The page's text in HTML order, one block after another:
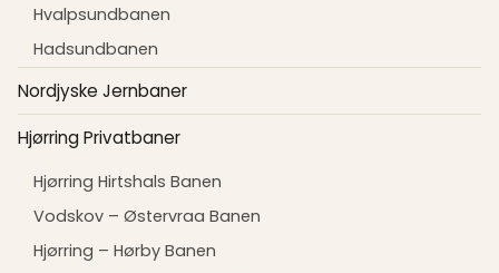
Hvalpsundbanen
Hadsundbanen
Nordjyske Jernbaner
Hjørring Privatbaner
Hjørring Hirtshals Banen
Vodskov – Østervraa Banen
Hjørring – Hørby Banen